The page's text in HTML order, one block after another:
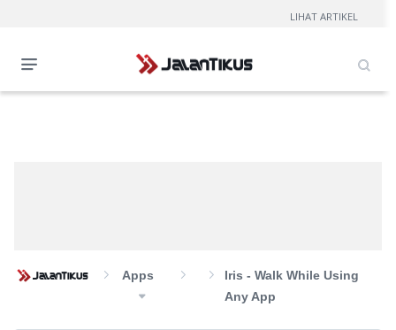
Apps
Iris - Walk While Using
Any App
LIHAT ARTIKEL